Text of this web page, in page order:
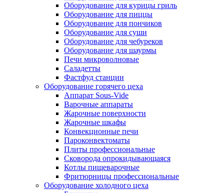
Оборудование для курицы гриль
Оборудование для пиццы
Оборудование для пончиков
Оборудование для суши
Оборудование для чебуреков
Оборудование для шаурмы
Печи микроволновые
Саладетты
Фастфуд станции
Оборудование горячего цеха
Аппарат Sous-Vide
Варочные аппараты
Жарочные поверхности
Жарочные шкафы
Конвекционные печи
Пароконвектоматы
Плиты профессиональные
Сковорода опрокидывающаяся
Котлы пищеварочные
Фритюрницы профессиональные
Оборудование холодного цеха